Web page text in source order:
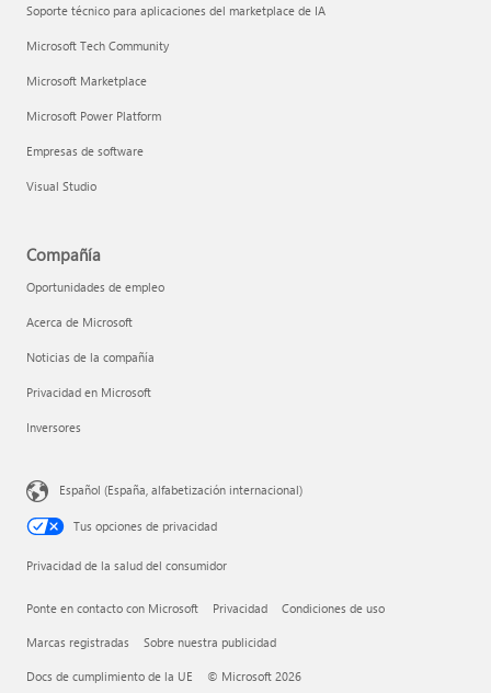
Soporte técnico para aplicaciones del marketplace de IA
Microsoft Tech Community
Microsoft Marketplace
Microsoft Power Platform
Empresas de software
Visual Studio
Compañía
Oportunidades de empleo
Acerca de Microsoft
Noticias de la compañía
Privacidad en Microsoft
Inversores
Español (España, alfabetización internacional)
Tus opciones de privacidad
Privacidad de la salud del consumidor
Ponte en contacto con Microsoft Privacidad Condiciones de uso
Marcas registradas Sobre nuestra publicidad
Docs de cumplimiento de la UE © Microsoft 2026